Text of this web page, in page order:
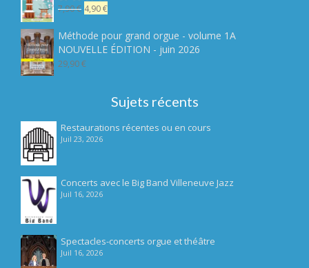
Notesur
5
7,90€ Le
initial
était :
7,90 €.
4,90€Le
actuel
est :
Méthode pour grand orgue - volume 1A
NOUVELLE ÉDITION - juin 2026
29,90€
Sujets récents
Restaurations récentes ou en cours
Juil 23, 2026
Concerts avec le Big Band Villeneuve Jazz
Juil 16, 2026
Spectacles-concerts orgue et théâtre
Juil 16, 2026